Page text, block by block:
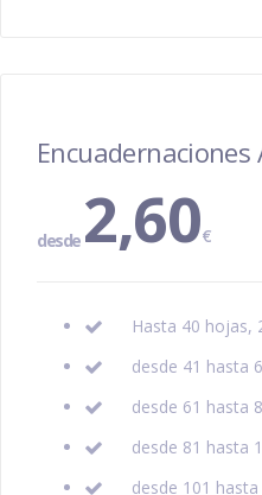
Encuadernaciones
desde 2,60€
Hasta 40 hojas,
desde 41 hasta
desde 61 hasta
desde 81 hasta
desde 101